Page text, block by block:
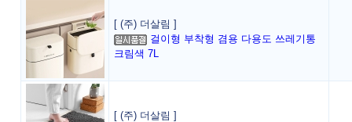
[ (주) 더살림 ]
걸이형 부착형 겸용 다용도 쓰레기통
크림색 7L
[ (주) 더살림 ]